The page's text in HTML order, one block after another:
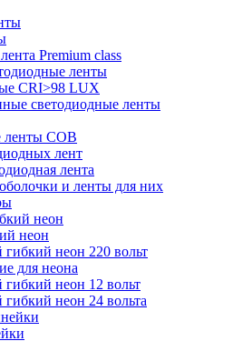
Premium class
ленты
CRI>98 LUX
светодиодные ленты
ленты COB
лент
лента
и ленты для них
неон
неон 220 вольт
для неона
неон 12 вольт
неон 24 вольта